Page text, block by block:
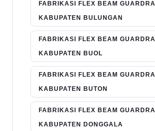
FABRIKASI FLEX BEAM
KABUPATEN BULUNGAN
FABRIKASI FLEX BEAM
KABUPATEN BUOL
FABRIKASI FLEX BEAM
KABUPATEN BUTON
FABRIKASI FLEX BEAM
KABUPATEN DONGGALA